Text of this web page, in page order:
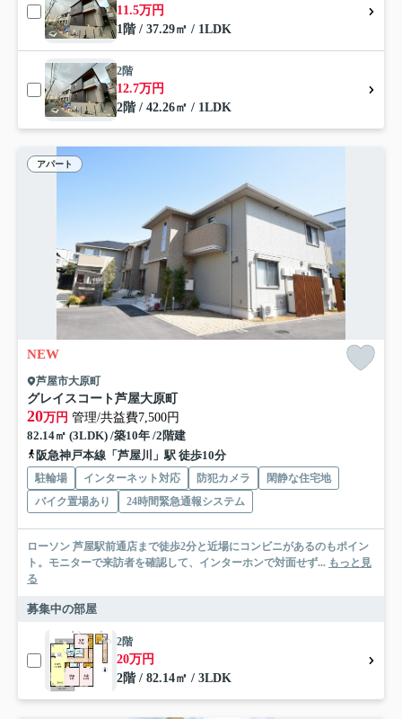
11.5万円
1階 / 37.29㎡ / 1LDK
2階
12.7万円
2階 / 42.26㎡ / 1LDK
アパート
NEW
芦屋市大原町
グレイスコート芦屋大原町
20万円 管理/共益費7,500円
82.14㎡ (3LDK) /築10年 /2階建
阪急神戸本線「芦屋川」駅 徒歩10分
駐輪場 インターネット対応 防犯カメラ
閑静な住宅地
バイク置場あり
24時間緊急通報システム
ローソン 芦屋駅前通店まで徒歩2分と近場にコンビニがあるのもポイン
ト。モニターで来訪者を確認して、インターホンで対面せず... もっと見
る
募集中の部屋
2階
20万円
2階 / 82.14㎡ / 3LDK